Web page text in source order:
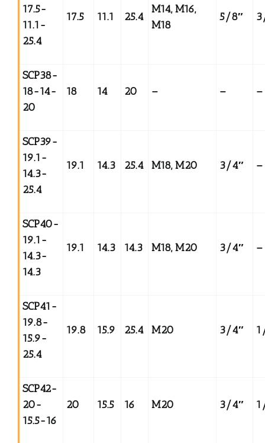
17.5-
11.1-
25.4
17.5 11.1 25.4
M14, M16,
M18
5/8″
SCP38-
18-14-
20
18 14 20 – – –
SCP39-
19.1-
14.3-
25.4
19.1 14.3 25.4 M18, M20 3/4″ –
SCP40-
19.1-
14.3-
14.3
19.1 14.3 14.3 M18, M20 3/4″ –
SCP41-
19.8-
15.9-
25.4
19.8 15.9 25.4 M20 3/4″
SCP42-
20-
15.5-16
20 15.5 16 M20 3/4″